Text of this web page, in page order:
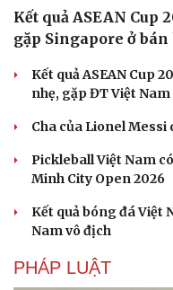
Kết quả ASEAN Cup
gặp Singapore ở bán
Kết quả ASEAN Cup
nhẹ, gặp ĐT Việt Nam
Cha của Lionel Messi
Pickleball Việt Nam
Minh City Open 2026
Kết quả bóng đá Việt
Nam vô địch
PHÁP LUẬT